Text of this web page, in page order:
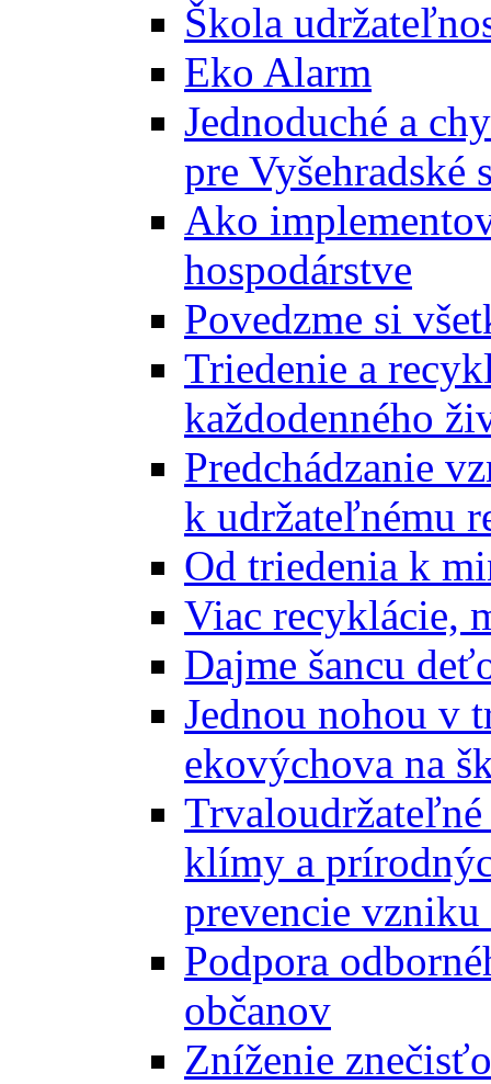
Škola
Eko Alarm
Jednoduché a
pre Vyšehradské
Ako
hospodárstve
Povedzme si
Triedenie a
každodenného
Predchádzanie
k udržateľnému
Od triedenia k
Viac recyklácie,
Dajme šancu
Jednou nohou v
ekovýchova na
klímy a
prevencie vzniku
Podpora
občanov
Zníženie